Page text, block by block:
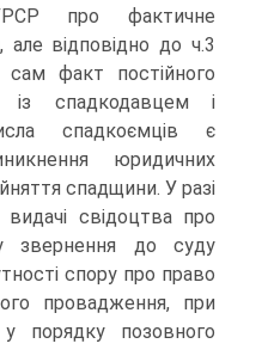
про фактичне
відповідно до ч.3
факт постійного
із спадкодавцем і
спадкоємців є
юридичних
спадщини. У разі
свідоцтва про
звернення до суду
спору про право
провадження, при
порядку позовного